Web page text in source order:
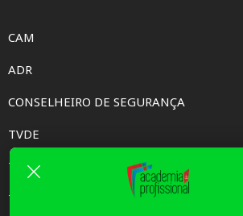
CAM
ADR
CONSELHEIRO DE SEGURANÇA
TVDE
TAXI
TCC